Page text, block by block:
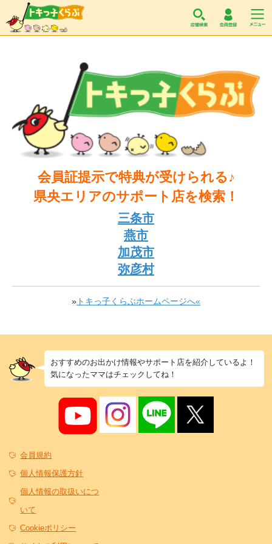
会員証提示で特典が受けられる♪
県央エリアのサポート店を検索！
三条市
燕市
加茂市
弥彦村
» トキっ子くらぶホームページへ«
おすすめのお出かけ情報やサポート店を紹介しているよ！
気になったママはチェックしてね！
会員規約
個人情報保護方針
個人情報の取扱いにつ
いて
Cookieポリシー